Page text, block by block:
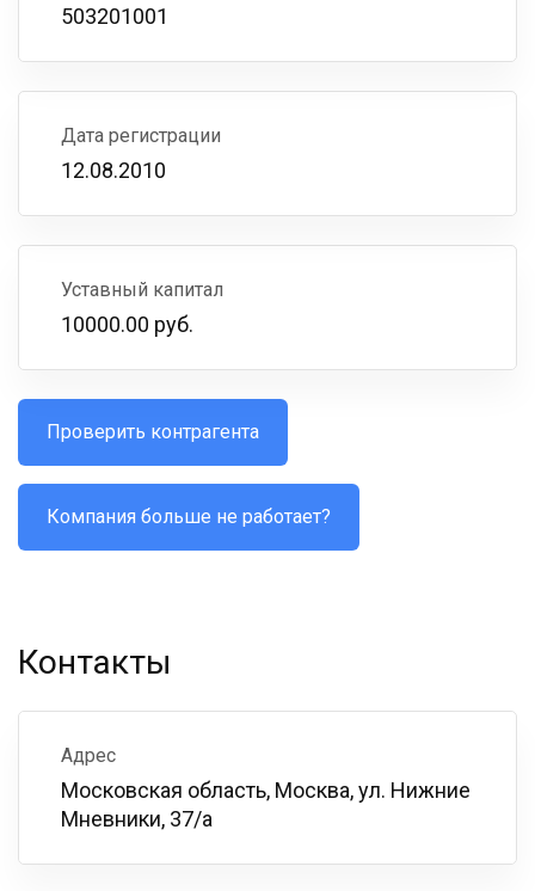
503201001
Дата регистрации
12.08.2010
Уставный капитал
10000.00 руб.
Проверить контрагента
Компания больше не работает?
Контакты
Адрес
Московская область, Москва, ул. Нижние
Мневники, 37/а